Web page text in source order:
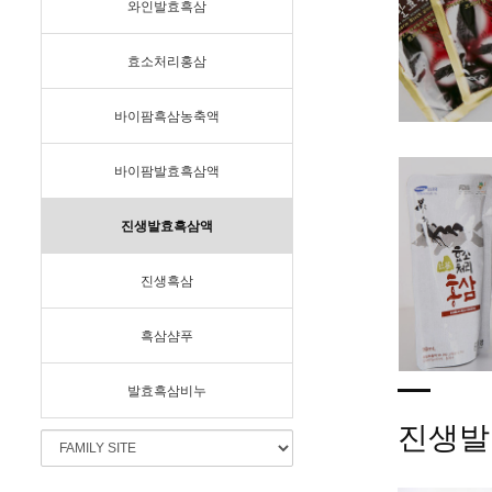
와인발효흑삼
효소처리홍삼
바이팜흑삼농축액
바이팜발효흑삼액
진생발효흑삼액
진생흑삼
흑삼샴푸
발효흑삼비누
진생